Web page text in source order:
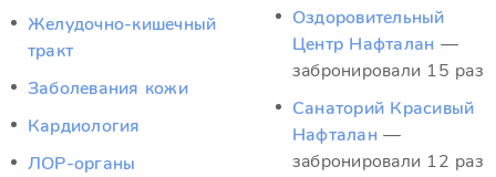
Желудочно-кишечный
тракт
Заболевания кожи
Кардиология
ЛОР-органы
Оздоровительный
Центр Нафталан —
забронировали 15 раз
Санаторий Красивый
Нафталан —
забронировали 12 раз